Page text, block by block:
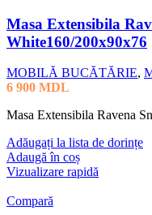
Masa Extensibila
White160/200x90x76
MOBILĂ BUCĂTĂRIE,
6 900 MDL
Masa Extensibila Ravena
Adăugați la lista de dorințe
Adaugă în coș
Vizualizare rapidă
Compară